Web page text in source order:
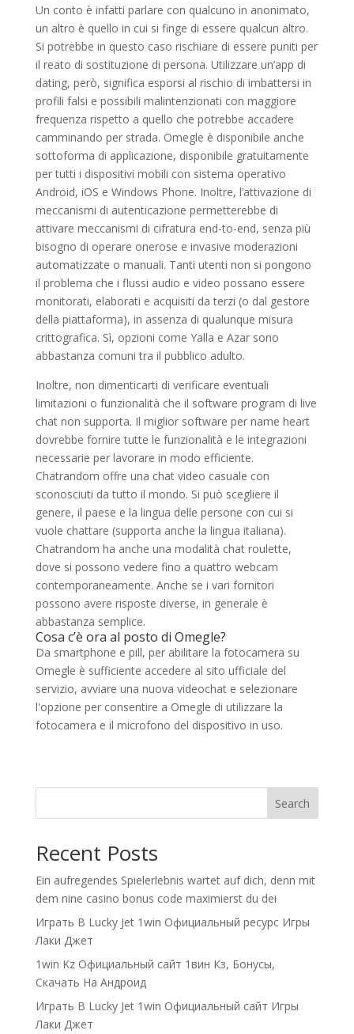
Un conto è infatti parlare con qualcuno in anonimato,
un altro è quello in cui si finge di essere qualcun altro.
Si potrebbe in questo caso rischiare di essere puniti per
il reato di sostituzione di persona. Utilizzare un’app di
dating, però, significa esporsi al rischio di imbattersi in
profili falsi e possibili malintenzionati con maggiore
frequenza rispetto a quello che potrebbe accadere
camminando per strada. Omegle è disponibile anche
sottoforma di applicazione, disponibile gratuitamente
per tutti i dispositivi mobili con sistema operativo
Android, iOS e Windows Phone. Inoltre, l’attivazione di
meccanismi di autenticazione permetterebbe di
attivare meccanismi di cifratura end-to-end, senza più
bisogno di operare onerose e invasive moderazioni
automatizzate o manuali. Tanti utenti non si pongono
il problema che i flussi audio e video possano essere
monitorati, elaborati e acquisiti da terzi (o dal gestore
della piattaforma), in assenza di qualunque misura
crittografica. Sì, opzioni come Yalla e Azar sono
abbastanza comuni tra il pubblico adulto.
Inoltre, non dimenticarti di verificare eventuali
limitazioni o funzionalità che il software program di live
chat non supporta. Il miglior software per name heart
dovrebbe fornire tutte le funzionalità e le integrazioni
necessarie per lavorare in modo efficiente.
Chatrandom offre una chat video casuale con
sconosciuti da tutto il mondo. Si può scegliere il
genere, il paese e la lingua delle persone con cui si
vuole chattare (supporta anche la lingua italiana).
Chatrandom ha anche una modalità chat roulette,
dove si possono vedere fino a quattro webcam
contemporaneamente. Anche se i vari fornitori
possono avere risposte diverse, in generale è
abbastanza semplice.
Cosa c’è ora al posto di Omegle?
Da smartphone e pill, per abilitare la fotocamera su
Omegle è sufficiente accedere al sito ufficiale del
servizio, avviare una nuova videochat e selezionare
l'opzione per consentire a Omegle di utilizzare la
fotocamera e il microfono del dispositivo in uso.
Search
Recent Posts
Ein aufregendes Spielerlebnis wartet auf dich, denn mit
dem nine casino bonus code maximierst du dei
Играть В Lucky Jet 1win Официальный ресурс Игры
Лаки Джет
1win Kz Официальный сайт 1вин Кз, Бонусы,
Скачать На Андроид
Играть В Lucky Jet 1win Официальный сайт Игры
Лаки Джет